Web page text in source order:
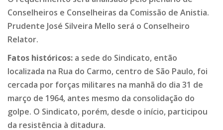
Conselheiros e Conselheiras da Comissão de Anistia.
Prudente José Silveira Mello será o Conselheiro
Relator.
Fatos históricos: a sede do Sindicato, então
localizada na Rua do Carmo, centro de São Paulo, foi
cercada por forças militares na manhã do dia 31 de
março de 1964, antes mesmo da consolidação do
golpe. O Sindicato, porém, desde o início, participou
da resistência à ditadura.